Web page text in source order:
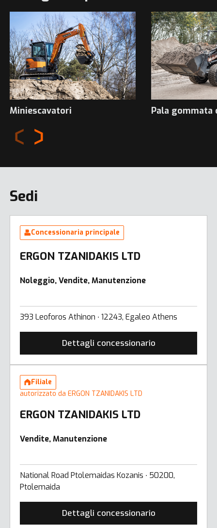
Miniescavatori Pala gommata
Sedi
Concessionaria principale
ERGON TZANIDAKIS LTD
Noleggio, Vendite, Manutenzione
393 Leoforos Athinon ∙ 12243, Egaleo Athens
Dettagli concessionario
Filiale
autorizzato da ERGON TZANIDAKIS LTD
ERGON TZANIDAKIS LTD
Vendite, Manutenzione
National Road Ptolemaidas Kozanis ∙ 50200,
Ptolemaida
Dettagli concessionario